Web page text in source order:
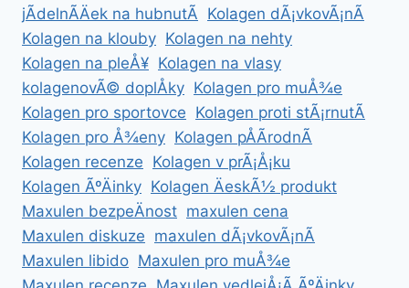
jÃ­delnÃ­Äek na hubnutÃ­ Kolagen dÃ¡vkovÃ¡nÃ­
Kolagen na klouby Kolagen na nehty
Kolagen na pleÅ¥ Kolagen na vlasy
kolagenovÃ© doplÅky Kolagen pro muÅ¾e
Kolagen pro sportovce Kolagen proti stÃ¡rnutÃ­
Kolagen pro Å¾eny Kolagen pÅÃ­rodnÃ­
Kolagen recenze Kolagen v prÃ¡Å¡ku
Kolagen ÃºÄinky Kolagen ÄeskÃ½ produkt
Maxulen bezpeÄnost maxulen cena
Maxulen diskuze maxulen dÃ¡vkovÃ¡nÃ­
Maxulen libido Maxulen pro muÅ¾e